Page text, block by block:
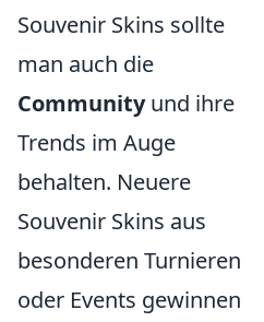
Souvenir Skins sollte
man auch die
Communityund ihre
Trends im Auge
behalten. Neuere
Souvenir Skins aus
besonderen Turnieren
oder Events gewinnen